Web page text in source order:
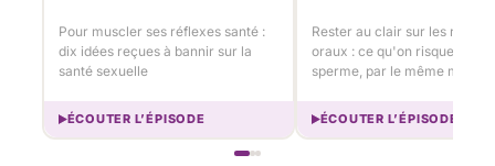
Pour muscler ses réflexes santé :
dix idées reçues à bannir sur la
santé sexuelle
ÉCOUTER L’ÉPISODE
Rester au clair sur les risques
oraux : ce qu'on risque à
sperme, par le même
ÉCOUTER L’ÉPISODE